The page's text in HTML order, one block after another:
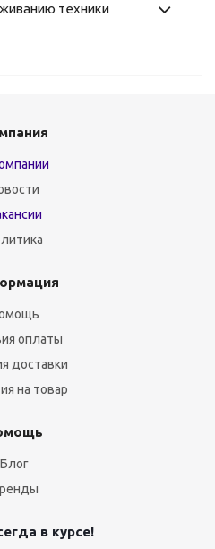
техники
оплаты
доставки
на товар
Блог
в курсе!